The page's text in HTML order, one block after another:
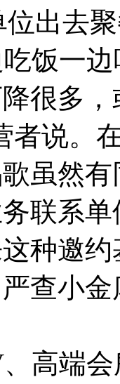
出去
饭一
很多
者说。
虽然
联系
种邀
查小
端会